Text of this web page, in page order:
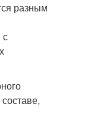
разным
с